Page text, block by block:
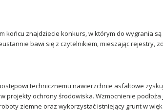
końcu znajdziecie konkurs, w którym do wygrania
bawi się z czytelnikiem, mieszając rejestry,
technicznemu nawierzchnie asfaltowe
projekty ochrony środowiska. Wzmocnienie
ziemne oraz wykorzystać istniejący grunt w